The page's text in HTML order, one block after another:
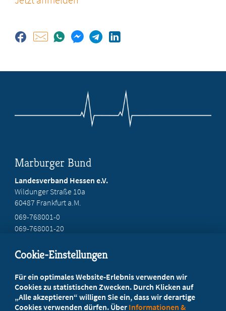
Marburger Bund
Landesverband Hessen e.V.
Wildunger Straße 10a
60487 Frankfurt a.M.
069-768001-0
069-768001-20
Ihr Landesverband berät Sie!
Cookie-Einstellungen
Für ein optimales Website-Erlebnis verwenden wir
Cookies zu statistischen Zwecken. Durch Klicken auf
„Alle akzeptieren“ willigen Sie ein, dass wir derartige
Cookies verwenden dürfen. Über Informationen &